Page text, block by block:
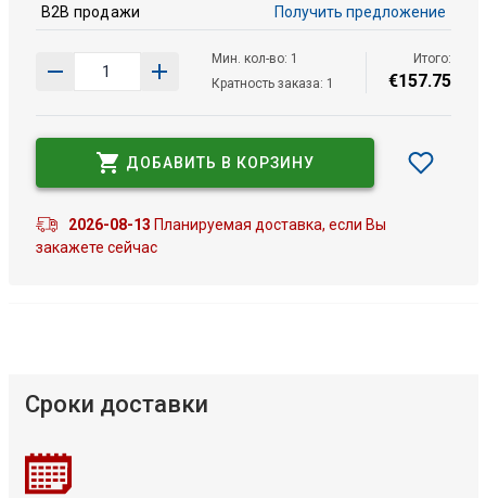
B2B продажи Получить предложение
Мин. кол-во: 1
Кратность заказа: 1
Итого:
€157.75
ДОБАВИТЬ В КОРЗИНУ
2026-08-13 Планируемая доставка, если Вы
закажете сейчас
Сроки доставки